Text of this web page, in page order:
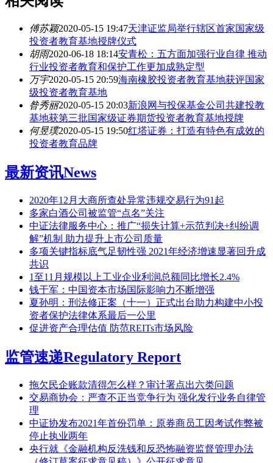
傅苏颖2020-05-15 19:47天津证监局举行辖区首家国家级
投资者教育基地授牌仪式
胡雨2020-06-18 18:14安青松：五方面加强行业自律 推动
行业投资者教育和保护工作更加成熟定型
万宇2020-05-15 20:59海南橡胶投资者教育基地获评国家
级投资者教育基地
昝秀丽2020-05-15 20:03新浪网与投保基金公司共建投教
基地获第三批国家级证券期货投资者教育基地授牌
何昱璞2020-05-15 19:50红塔证券：打造有特色有成效的
投资者教育品牌
最新资讯News
2020年12月大商所查处异常违规交易行为91起
多家白酒公司被监管“点名”关注
中证法律服务中心：推广“损失计算+示范判决+纠纷调
解”机制 助力提升上市公司质量
多项关键指标底气足韧性强 2021年经济增速显著回升成
共识
1至11月规模以上工业企业利润总额同比增长2.4%
钱于军：中国资本市场国际影响力不断增强
夏孙明：刑法修正案（十一）正式出台助力构建中小投
资者保护法律体系最后一公里
促进资产合理估值 防范REITs市场风险
监管速递Regulatory Report
拖欠民企账款清得怎么样？审计署点出六类问题
交易商协会：严查不正当竞争行为 强化发行业务自律管
理
中证协发布2021年首份罚单：原券商员工因考试作弊被
停止执业两年
央行就《金融机构反洗钱和反恐怖融资监督管理办法